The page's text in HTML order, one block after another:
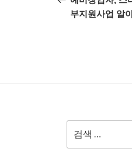
색
글
부지원사업 알
색: